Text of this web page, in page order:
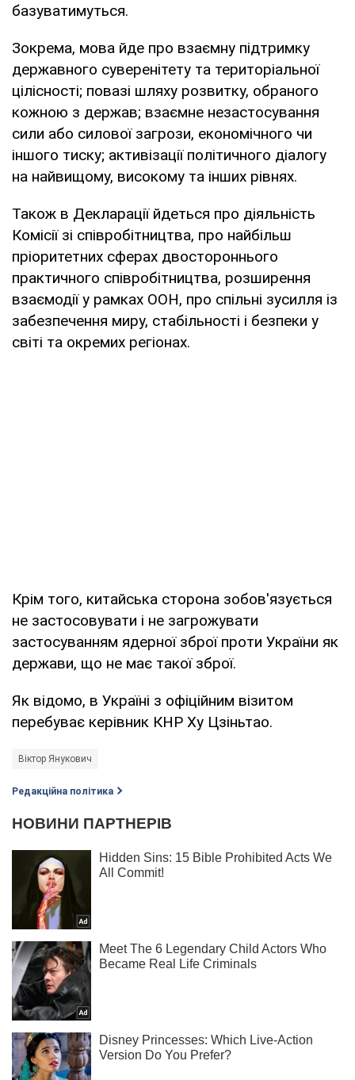
базуватимуться.
Зокрема, мова йде про взаємну підтримку
державного суверенітету та територіальної
цілісності; повазі шляху розвитку, обраного
кожною з держав; взаємне незастосування
сили або силової загрози, економічного чи
іншого тиску; активізації політичного діалогу
на найвищому, високому та інших рівнях.
Також в Декларації йдеться про діяльність
Комісії зі співробітництва, про найбільш
пріоритетних сферах двостороннього
практичного співробітництва, розширення
взаємодії у рамках ООН, про спільні зусилля із
забезпечення миру, стабільності і безпеки у
світі та окремих регіонах.
Крім того, китайська сторона зобов'язується
не застосовувати і не загрожувати
застосуванням ядерної зброї проти України як
держави, що не має такої зброї.
Як відомо, в Україні з офіційним візитом
перебуває керівник КНР Ху Цзіньтао.
Віктор Янукович
Редакційна політика